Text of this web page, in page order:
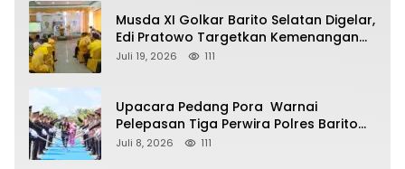
Musda XI Golkar Barito Selatan Digelar,
Edi Pratowo Targetkan Kemenangan
Partai pada Pemilu Mendatang
Juli 19, 2026 111
Upacara Pedang Pora Warnai
Pelepasan Tiga Perwira Polres Barito
Selatan Masuki Masa Pensiun
Juli 8, 2026 111